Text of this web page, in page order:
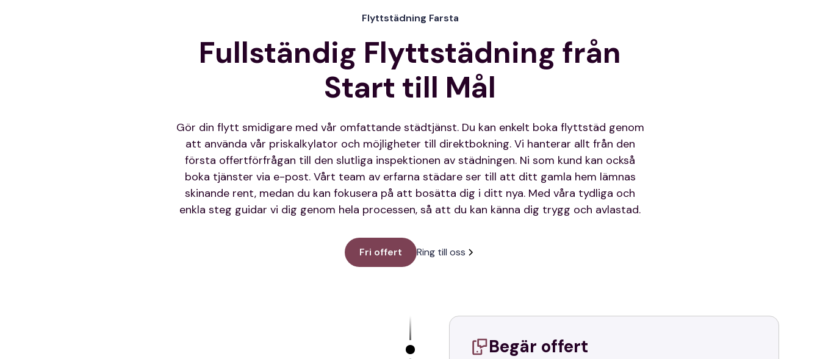
Flyttstädning Farsta
Fullständig Flyttstädning från
Start till Mål
Gör din flytt smidigare med vår omfattande städtjänst. Du kan enkelt boka flyttstäd genom
att använda vår priskalkylator och möjligheter till direktbokning. Vi hanterar allt från den
första offertförfrågan till den slutliga inspektionen av städningen. Ni som kund kan också
boka tjänster via e-post. Vårt team av erfarna städare ser till att ditt gamla hem lämnas
skinande rent, medan du kan fokusera på att bosätta dig i ditt nya. Med våra tydliga och
enkla steg guidar vi dig genom hela processen, så att du kan känna dig trygg och avlastad.
Fri offert Ring till oss
Begär offert